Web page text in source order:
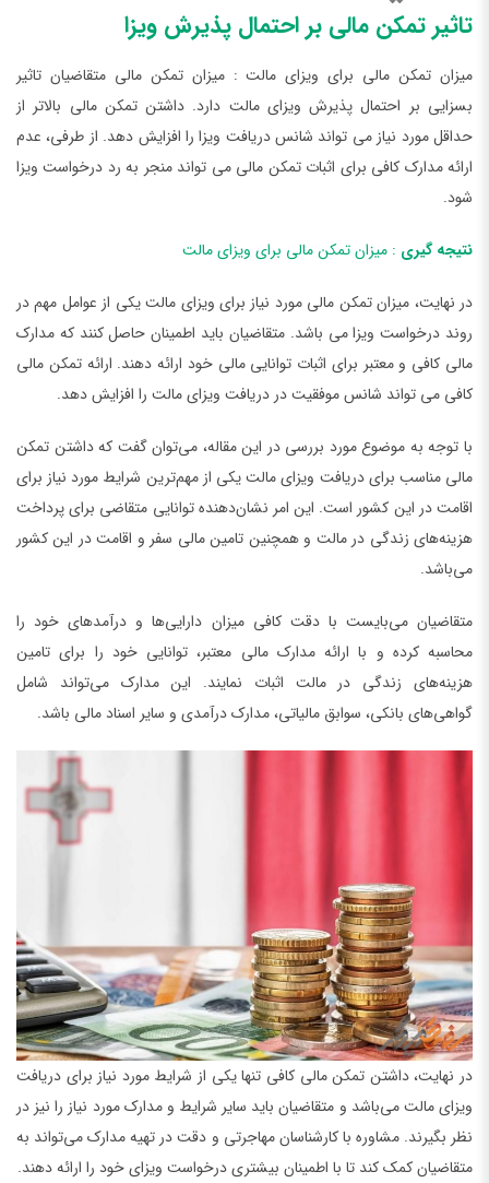
تاثیر تمکن مالی بر احتمال پذیرش ویزا
میزان تمکن مالی برای ویزای مالت : میزان تمکن مالی متقاضیان تاثیر
بسزایی بر احتمال پذیرش ویزای مالت دارد. داشتن تمکن مالی بالاتر از
حداقل مورد نیاز می تواند شانس دریافت ویزا را افزایش دهد. از طرفی، عدم
ارائه مدارک کافی برای اثبات تمکن مالی می تواند منجر به رد درخواست ویزا
شود.
نتیجه گیری : میزان تمکن مالی برای ویزای مالت
در نهایت، میزان تمکن مالی مورد نیاز برای ویزای مالت یکی از عوامل مهم در
روند درخواست ویزا می باشد. متقاضیان باید اطمینان حاصل کنند که مدارک
مالی کافی و معتبر برای اثبات توانایی مالی خود ارائه دهند. ارائه تمکن مالی
کافی می تواند شانس موفقیت در دریافت ویزای مالت را افزایش دهد.
با توجه به موضوع مورد بررسی در این مقاله، می‌توان گفت که داشتن تمکن
مالی مناسب برای دریافت ویزای مالت یکی از مهم‌ترین شرایط مورد نیاز برای
اقامت در این کشور است. این امر نشان‌دهنده توانایی متقاضی برای پرداخت
هزینه‌های زندگی در مالت و همچنین تامین مالی سفر و اقامت در این کشور
می‌باشد.
متقاضیان می‌بایست با دقت کافی میزان دارایی‌ها و درآمدهای خود را
محاسبه کرده و با ارائه مدارک مالی معتبر، توانایی خود را برای تامین
هزینه‌های زندگی در مالت اثبات نمایند. این مدارک می‌تواند شامل
گواهی‌های بانکی، سوابق مالیاتی، مدارک درآمدی و سایر اسناد مالی باشد.
در نهایت، داشتن تمکن مالی کافی تنها یکی از شرایط مورد نیاز برای دریافت
ویزای مالت می‌باشد و متقاضیان باید سایر شرایط و مدارک مورد نیاز را نیز در
نظر بگیرند. مشاوره با کارشناسان مهاجرتی و دقت در تهیه مدارک می‌تواند به
متقاضیان کمک کند تا با اطمینان بیشتری درخواست ویزای خود را ارائه دهند.